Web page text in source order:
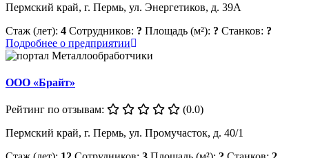
Пермский край, г. Пермь, ул. Энергетиков, д. 39А
Стаж (лет): 4 Сотрудников: ? Площадь (м²): ? Станков: ?
Подробнее о предприятии
ООО «Брайт»
Рейтинг по отзывам:
(0.0)
Пермский край, г. Пермь, ул. Промучасток, д. 40/1